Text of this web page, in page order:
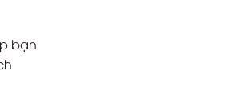
bạn